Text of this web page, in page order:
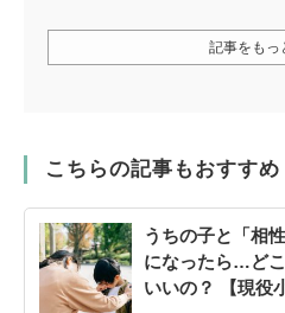
記事をもっ
こちらの記事もおすすめ
うちの子と「相
になったら…ど
いいの？ 【現役